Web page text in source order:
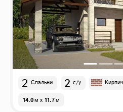
2 Спальни 2 с/у Кирпич
14.0м x 11.7м